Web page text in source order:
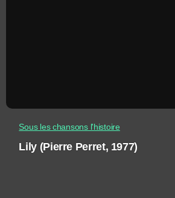
Sous les chansons l'histoire
Lily (Pierre Perret, 1977)